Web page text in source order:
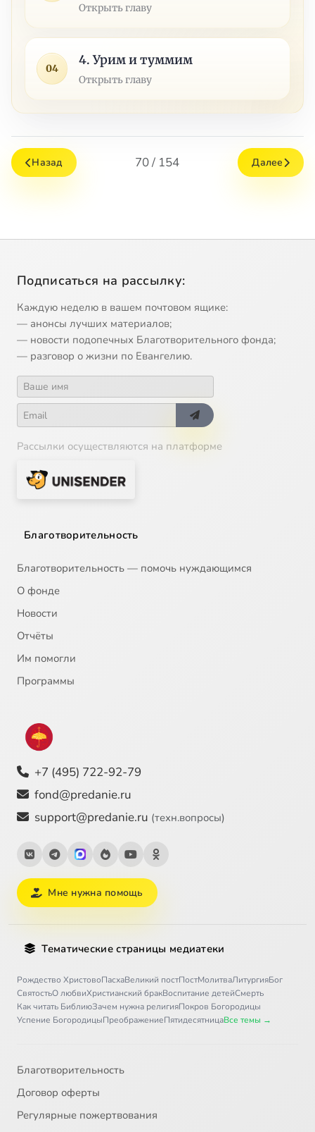
Открыть главу
04
4. Урим и туммим
Открыть главу
Назад 70 / 154 Далее
Подписаться на рассылку:
Каждую неделю в вашем почтовом ящике:
— анонсы лучших материалов;
— новости подопечных Благотворительного фонда;
— разговор о жизни по Евангелию.
Рассылки осуществляются на платформе
Благотворительность
Благотворительность — помочь нуждающимся
О фонде
Новости
Отчёты
Им помогли
Программы
+7 (495) 722-92-79
fond@predanie.ru
support@predanie.ru (техн.вопросы)
Мне нужна помощь
Тематические страницы медиатеки
Рождество ХристовоПасхаВеликий постПостМолитваЛитургияБог
СвятостьО любвиХристианский бракВоспитание детейСмерть
Как читать БиблиюЗачем нужна религияПокров Богородицы
Успение БогородицыПреображениеПятидесятницаВсе темы →
Благотворительность
Договор оферты
Регулярные пожертвования